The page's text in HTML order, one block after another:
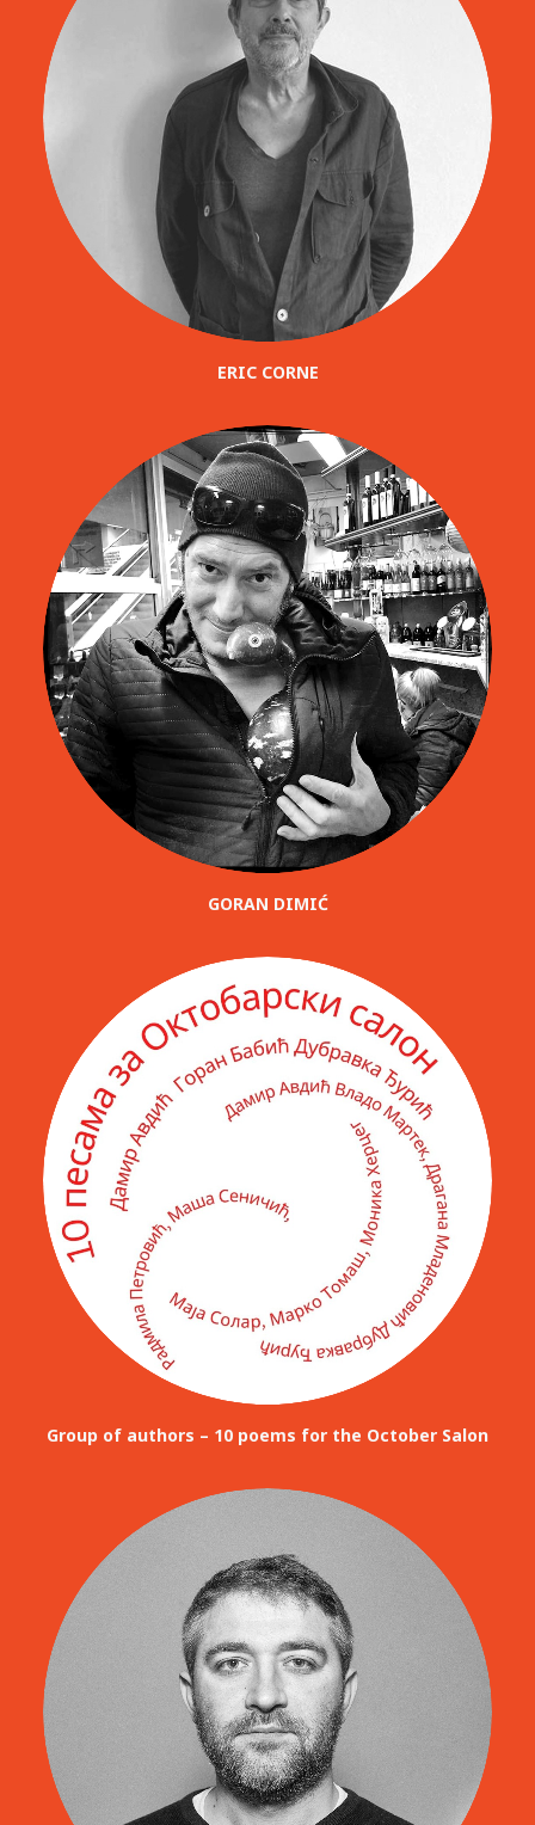
ERIC CORNE
GORAN DIMIĆ
Group of authors – 10 poems for the October Salon